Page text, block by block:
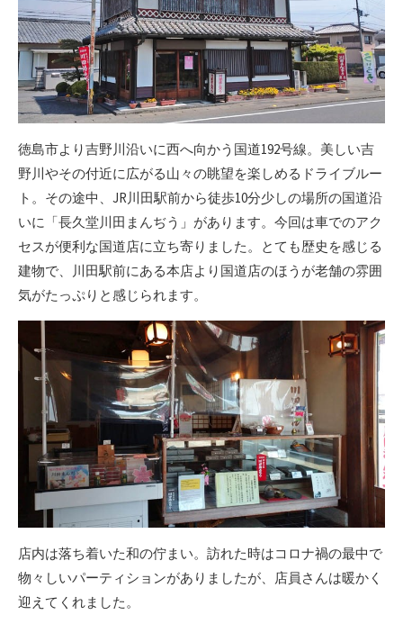
徳島市より吉野川沿いに西へ向かう国道192号線。美しい吉
野川やその付近に広がる山々の眺望を楽しめるドライブルー
ト。その途中、JR川田駅前から徒歩10分少しの場所の国道沿
いに「長久堂川田まんぢう」があります。今回は車でのアク
セスが便利な国道店に立ち寄りました。とても歴史を感じる
建物で、川田駅前にある本店より国道店のほうが老舗の雰囲
気がたっぷりと感じられます。
店内は落ち着いた和の佇まい。訪れた時はコロナ禍の最中で
物々しいパーティションがありましたが、店員さんは暖かく
迎えてくれました。